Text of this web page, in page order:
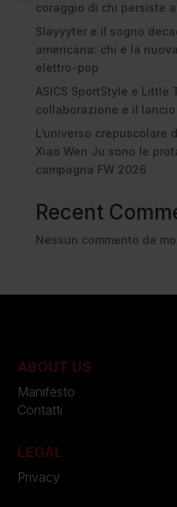
coraggio di chi persiste
Slayyyter e il sogno
americana: chi è la
elettro-pop
ASICS SportStyle e Little
collaborazione e il
L’universo crepuscolare
Xiao Wen Ju sono le
campagna FW 2026
Recent
Nessun commento da
ABOUT US
Manifesto
Contatti
LEGAL
Privacy